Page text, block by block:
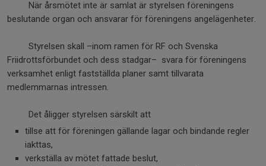
När årsmötet inte är samlat är styrelsen föreningens
beslutande organ och ansvarar för föreningens angelägenheter.
Styrelsen skall –inom ramen för RF och Svenska
Friidrottsförbundet och dess stadgar– svara för föreningens
verksamhet enligt fastställda planer samt tillvarata
medlemmarnas intressen.
Det åligger styrelsen särskilt att
tillse att för föreningen gällande lagar och bindande regler
iakttas,
verkställa av mötet fattade beslut,